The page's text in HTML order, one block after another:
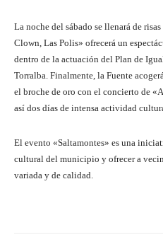
La noche del sábado se llenará de
Clown, Las Polis» ofrecerá un
dentro de la actuación del Plan de
Torralba. Finalmente, la Fuente
el broche de oro con el concierto de
así dos días de intensa actividad
El evento «Saltamontes» es una
cultural del municipio y ofrecer a
variada y de calidad.